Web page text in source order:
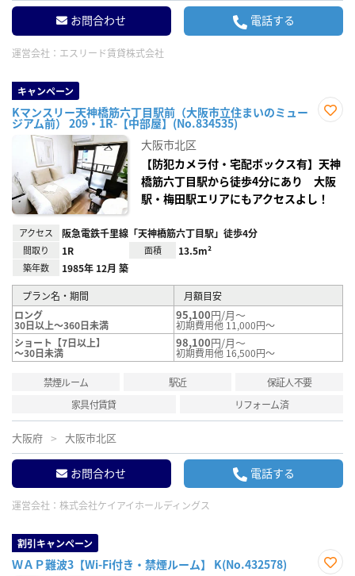
お問合わせ 電話する
運営会社： エスリード賃貸株式会社
キャンペーン
Kマンスリー天神橋筋六丁目駅前（大阪市立住まいのミュー
ジアム前） 209・1R-【中部屋】(No.834535)
録
大阪市北区
【防犯カメラ付・宅配ボックス有】天神
橋筋六丁目駅から徒歩4分にあり 大阪
駅・梅田駅エリアにもアクセスよし！
アクセス 阪急電鉄千里線「天神橋筋六丁目駅」徒歩4分
間取り 1R 面積 13.5m²
築年数 1985年 12月 築
プラン名・期間
月額目安
ロング
30日以上～360日未満
95,100円/月～
初期費用他 11,000円～
ショート【7日以上】
～30日未満
98,100円/月～
初期費用他 16,500円～
禁煙ルーム 駅近
保証人不要
家具付賃貸
リフォーム済
大阪府 大阪市北区
お問合わせ 電話する
運営会社： 株式会社ケイアイホールディングス
割引キャンペーン
ＷＡＰ難波3【Wi-Fi付き・禁煙ルーム】 K(No.432578)